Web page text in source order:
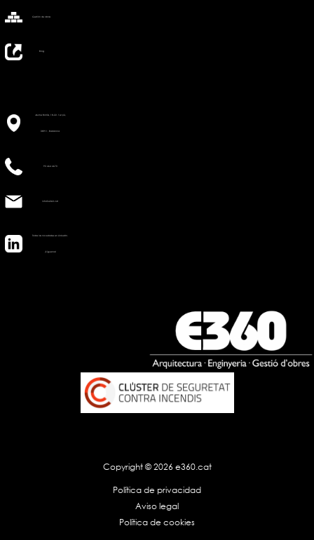
Gestión de obras
Blog
Jaume Borràs, 18-22. 1er pis,
08911, Badalona
93 464 4670
info@e360.cat
Todas las novedades en LinkedIn.
¡Síguenos!
Copyright © 2026 e360.cat
Política de privacidad
Aviso legal
Política de cookies